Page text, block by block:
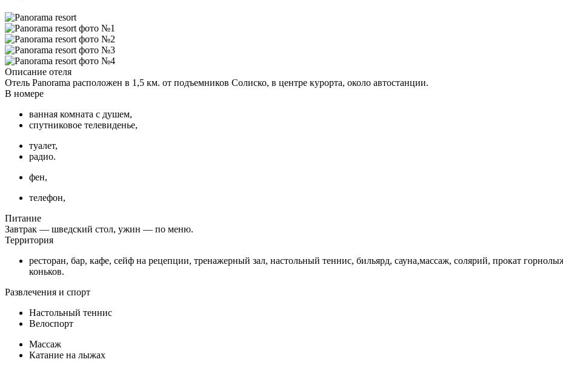
Описание отеля
Отель Panorama расположен в 1,5 км. от подъемников Солиско, в центре курорта, около автостанции.
В номере
ванная комната с душем,
спутниковое телевиденье,
туалет,
радио.
фен,
телефон,
Питание
Завтрак — шведский стол, ужин — по меню.
Территория
ресторан, бар, кафе, сейф на рецепции, тренажерный зал, настольный теннис, бильярд, сауна,массаж, солярий, прокат
коньков.
Развлечения и спорт
Настольный теннис
Велоспорт
Массаж
Катание на лыжах